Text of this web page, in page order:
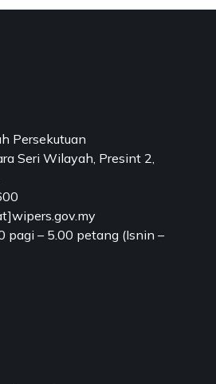
Persekutuan
Seri Wilayah, Presint 2,
pagi – 5.00 petang (Isnin –